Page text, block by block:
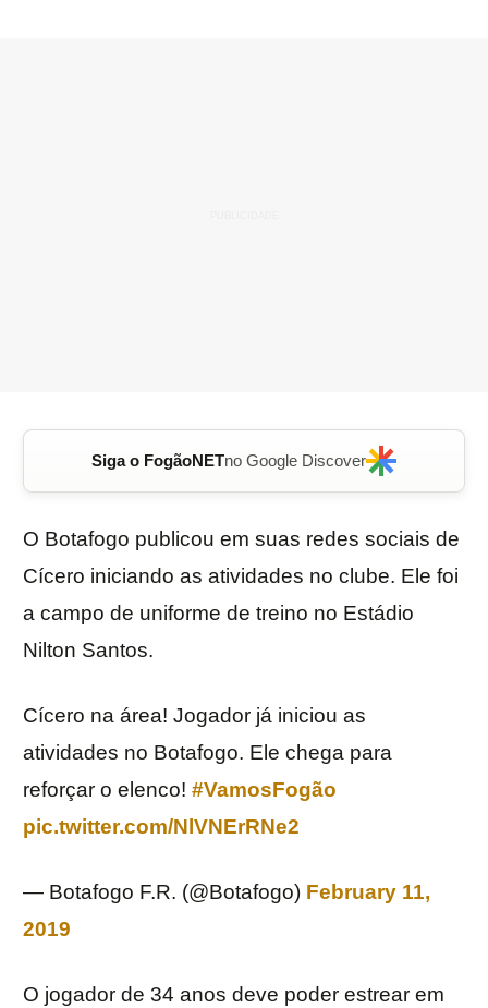
Siga o FogãoNETno Google Discover
O Botafogo publicou em suas redes sociais de
Cícero iniciando as atividades no clube. Ele foi
a campo de uniforme de treino no Estádio
Nilton Santos.
Cícero na área! Jogador já iniciou as
atividades no Botafogo. Ele chega para
reforçar o elenco! #VamosFogão
pic.twitter.com/NlVNErRNe2
— Botafogo F.R. (@Botafogo) February 11,
2019
O jogador de 34 anos deve poder estrear em